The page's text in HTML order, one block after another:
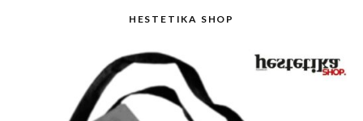
HESTETIKA SHOP